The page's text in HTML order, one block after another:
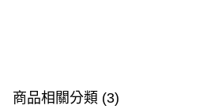
商品相關分類 (3)